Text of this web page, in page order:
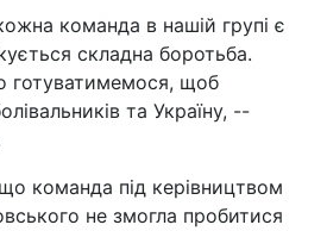
команда в нашій групі є
складна боротьба.
готуватимемося, щоб
та Україну, --
команда під керівництвом
не змогла пробитися